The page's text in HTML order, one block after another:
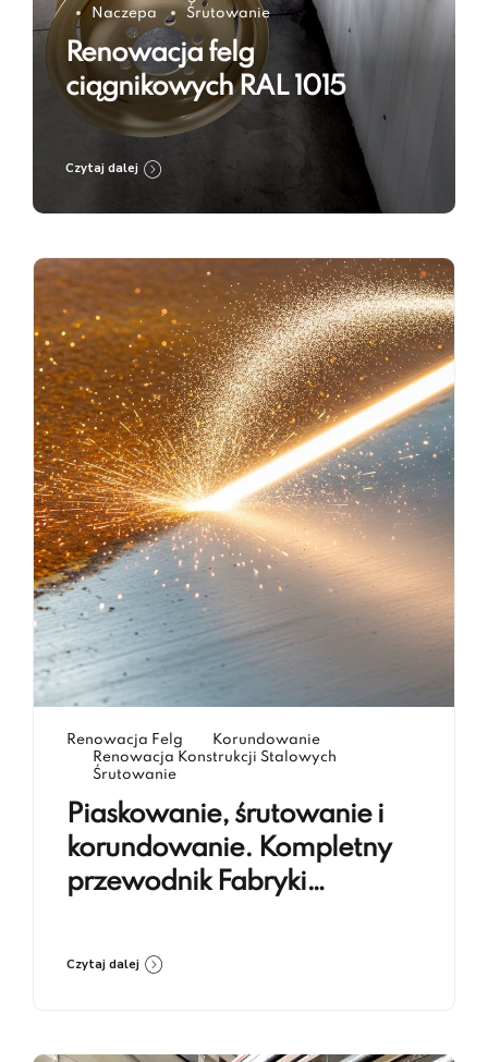
Naczepa
Śrutowanie
Renowacja felg
ciągnikowych RAL 1015
Czytaj dalej
Renowacja Felg
Korundowanie
Renowacja Konstrukcji Stalowych
Śrutowanie
Piaskowanie, śrutowanie i
korundowanie. Kompletny
przewodnik Fabryki
Czytaj dalej